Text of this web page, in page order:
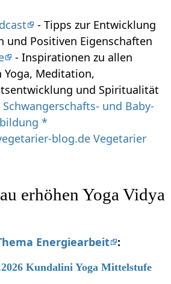
- Tipps zur Entwicklung
und Positiven Eigenschaften
- Inspirationen zu allen
Yoga, Meditation,
und Spiritualität
und Baby-
*
blog.de Vegetarier
erhöhen Yoga Vidya
Energiearbeit :
Kundalini Yoga Mittelstufe